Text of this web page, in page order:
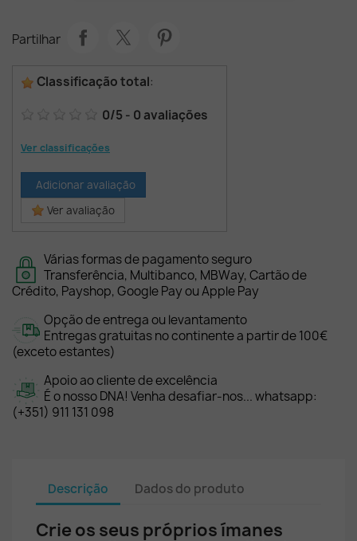
Partilhar
Classificação total:
0/5 - 0 avaliações
Ver classificações
Adicionar avaliação
Ver avaliação
Várias formas de pagamento seguro
Transferência, Multibanco, MBWay, Cartão de
Crédito, Payshop, Google Pay ou Apple Pay
Opção de entrega ou levantamento
Entregas gratuitas no continente a partir de 100€
(exceto estantes)
Apoio ao cliente de excelência
É o nosso DNA! Venha desafiar-nos... whatsapp:
(+351) 911 131 098
Descrição Dados do produto
Crie os seus próprios ímanes